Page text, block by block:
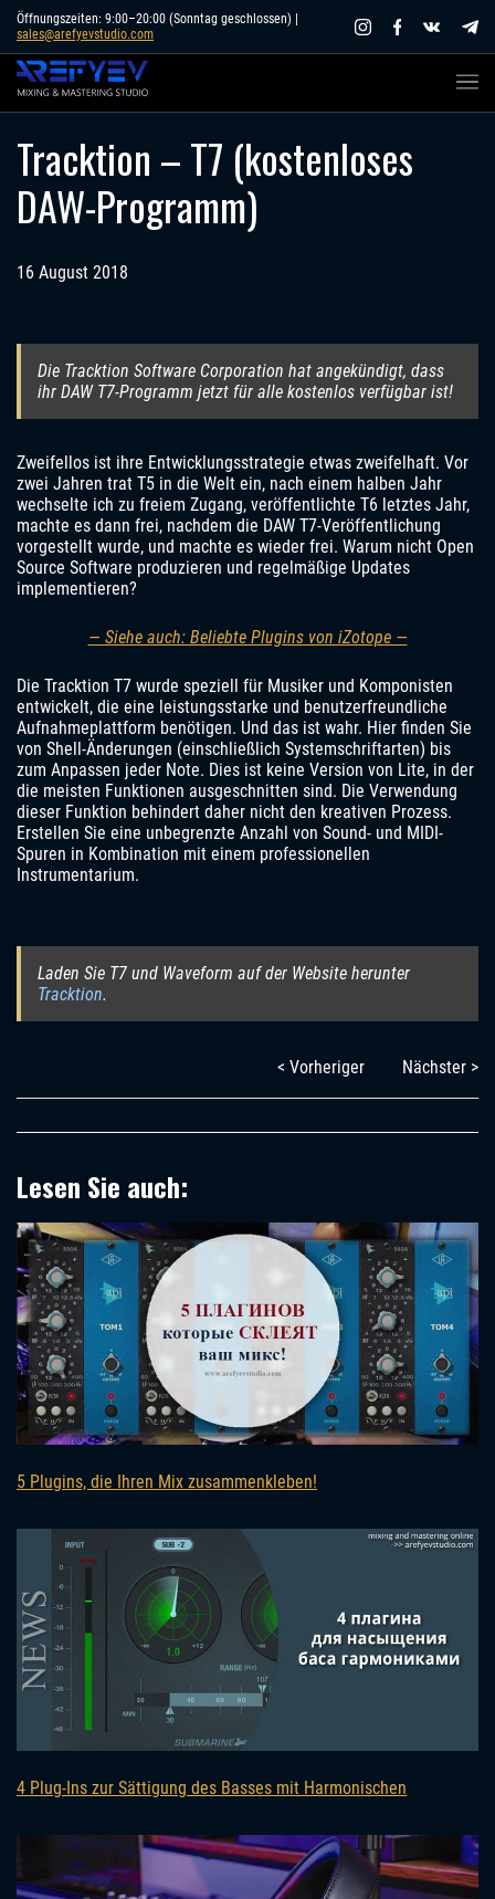
Skip
content
Öffnungszeiten: 9:00–20:00 (Sonntag geschlossen) |
sales@arefyevstudio.com
Tracktion – T7 (kostenloses
DAW-Programm)
16 August 2018
Die Tracktion Software Corporation hat angekündigt, dass
ihr DAW T7-Programm jetzt für alle kostenlos verfügbar ist!
Zweifellos ist ihre Entwicklungsstrategie etwas zweifelhaft. Vor
zwei Jahren trat T5 in die Welt ein, nach einem halben Jahr
wechselte ich zu freiem Zugang, veröffentlichte T6 letztes Jahr,
machte es dann frei, nachdem die DAW T7-Veröffentlichung
vorgestellt wurde, und machte es wieder frei. Warum nicht Open
Source Software produzieren und regelmäßige Updates
implementieren?
— Siehe auch: Beliebte Plugins von iZotope —
Die Tracktion T7 wurde speziell für Musiker und Komponisten
entwickelt, die eine leistungsstarke und benutzerfreundliche
Aufnahmeplattform benötigen. Und das ist wahr. Hier finden Sie
von Shell-Änderungen (einschließlich Systemschriftarten) bis
zum Anpassen jeder Note. Dies ist keine Version von Lite, in der
die meisten Funktionen ausgeschnitten sind. Die Verwendung
dieser Funktion behindert daher nicht den kreativen Prozess.
Erstellen Sie eine unbegrenzte Anzahl von Sound- und MIDI-
Spuren in Kombination mit einem professionellen
Instrumentarium.
Laden Sie T7 und Waveform auf der Website herunter
Tracktion.
< Vorheriger Nächster >
Lesen Sie auch:
5 Plugins, die Ihren Mix zusammenkleben!
4 Plug-Ins zur Sättigung des Basses mit Harmonischen